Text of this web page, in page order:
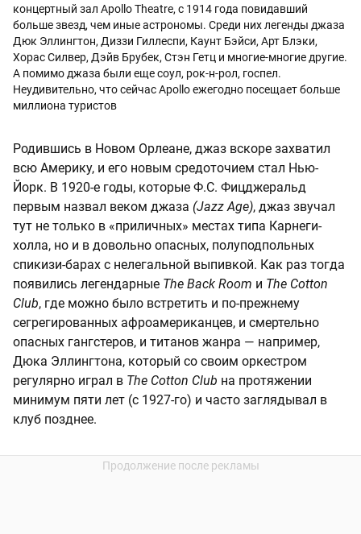
концертный зал Apollo Theatre, с 1914 года повидавший
больше звезд, чем иные астрономы. Среди них легенды джаза
Дюк Эллингтон, Диззи Гиллеспи, Каунт Бэйси, Арт Блэки,
Хорас Силвер, Дэйв Брубек, Стэн Гетц и многие-многие другие.
А помимо джаза были еще соул, рок-н-рол, госпел.
Неудивительно, что сейчас Apollo ежегодно посещает больше
миллиона туристов
Родившись в Новом Орлеане, джаз вскоре захватил
всю Америку, и его новым средоточием стал Нью-
Йорк. В 1920-е годы, которые Ф.С. Фицджеральд
первым назвал веком джаза (Jazz Age), джаз звучал
тут не только в «приличных» местах типа Карнеги-
холла, но и в довольно опасных, полуподпольных
спикизи-барах с нелегальной выпивкой. Как раз тогда
появились легендарные The Back Room и The Cotton
Club, где можно было встретить и по-прежнему
сегрегированных афроамериканцев, и смертельно
опасных гангстеров, и титанов жанра — например,
Дюка Эллингтона, который со своим оркестром
регулярно играл в The Cotton Club на протяжении
минимум пяти лет (с 1927-го) и часто заглядывал в
клуб позднее.